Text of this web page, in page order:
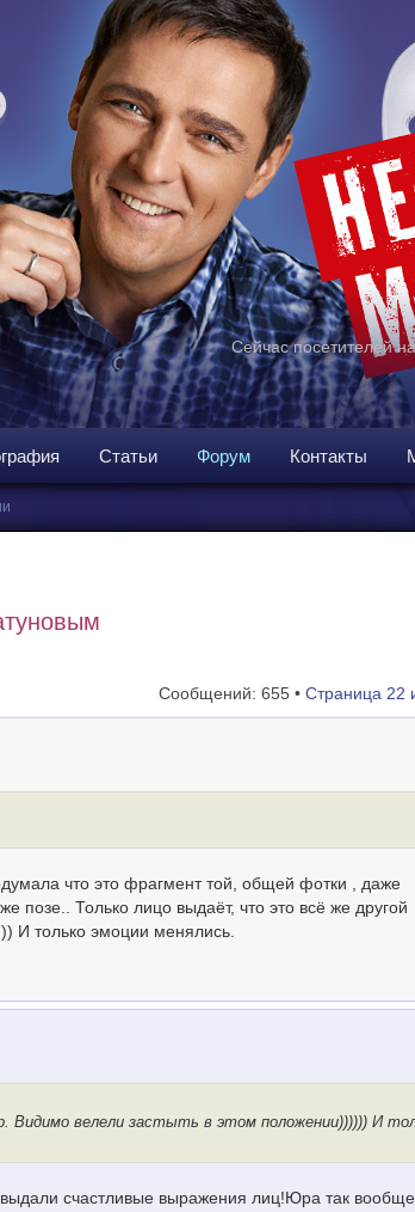
Сейчас посетителей
Статьи Форум Контакты
Сообщений: 655 • Страница 22
что это фрагмент той, общей фотки , даже
позе.. Только лицо выдаёт, что это всё же другой
И только эмоции менялись.
Видимо велели застыть в этом положении)))))) И
счастливые выражения лиц!Юра так